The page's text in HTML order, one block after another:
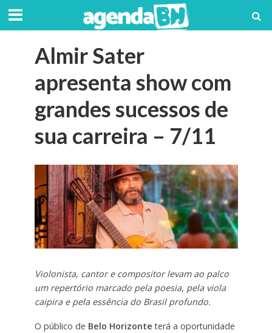
Almir Sater
apresenta show com
grandes sucessos de
sua carreira – 7/11
Violonista, cantor e compositor levam ao palco
um repertório marcado pela poesia, pela viola
caipira e pela essência do Brasil profundo.
O público de Belo Horizonteterá a oportunidade